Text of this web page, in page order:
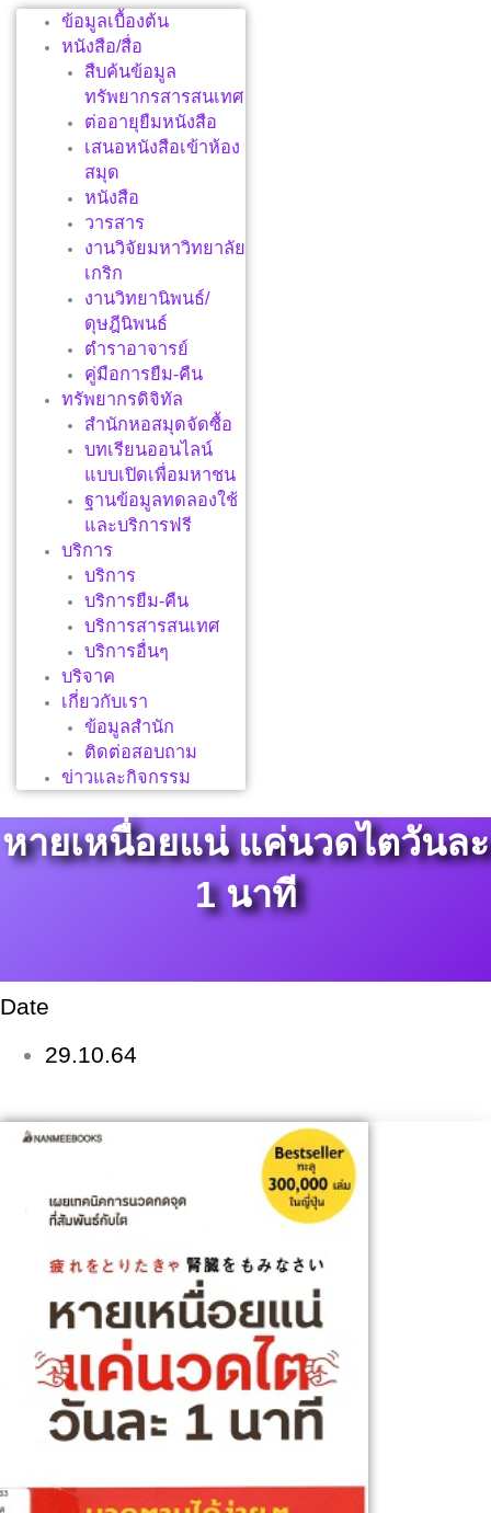
ข้อมูลเบื้องต้น
หนังสือ/สื่อ
สืบค้นข้อมูล
ทรัพยากรสารสนเทศ
ต่ออายุยืมหนังสือ
เสนอหนังสือเข้าห้อง
สมุด
หนังสือ
วารสาร
งานวิจัยมหาวิทยาลัย
เกริก
งานวิทยานิพนธ์/
ดุษฎีนิพนธ์
ตำราอาจารย์
คู่มือการยืม-คืน
ทรัพยากรดิจิทัล
สำนักหอสมุดจัดซื้อ
บทเรียนออนไลน์
แบบเปิดเพื่อมหาชน
ฐานข้อมูลทดลองใช้
และบริการฟรี
บริการ
บริการ
บริการยืม-คืน
บริการสารสนเทศ
บริการอื่นๆ
บริจาค
เกี่ยวกับเรา
ข้อมูลสำนัก
ติดต่อสอบถาม
ข่าวและกิจกรรม
หายเหนื่อยแน่ แค่นวดไตวันละ
1 นาที
Date
29.10.64